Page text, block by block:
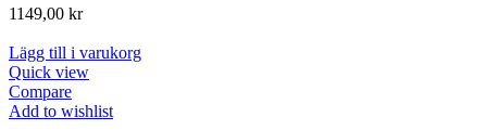
1149,00 kr
Lägg till i varukorg
Quick view
Compare
Add to wishlist